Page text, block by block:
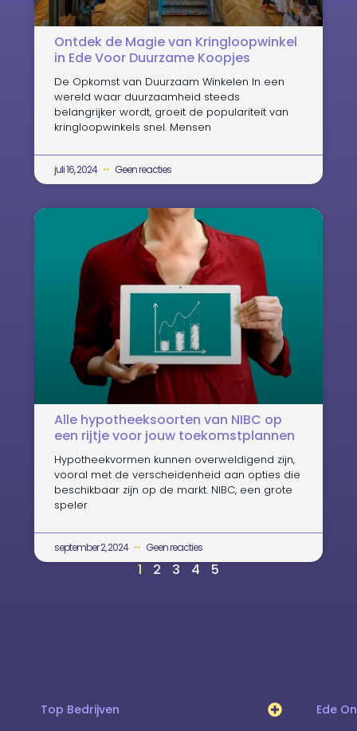
Ontdek de Magie van Kringloopwinkel
in Ede Voor Duurzame Koopjes
De Opkomst van Duurzaam Winkelen In een
wereld waar duurzaamheid steeds
belangrijker wordt, groeit de populariteit van
kringloopwinkels snel. Mensen
juli 16, 2024 Geen reacties
Alle hypotheeksoorten van NIBC op
een rijtje voor jouw toekomstplannen
Hypotheekvormen kunnen overweldigend zijn,
vooral met de verscheidenheid aan opties die
beschikbaar zijn op de markt. NIBC, een grote
speler
september 2, 2024 Geen reacties
1 2 3 4 5
Top Bedrijven Ede